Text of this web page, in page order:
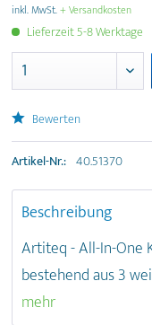
inkl. MwSt.+ Versandkosten
Lieferzeit 5-8 Werktage
Bewerten
Artikel-Nr.: 40.51370
Beschreibung
Artiteq - All-In-One
bestehend aus 3
mehr